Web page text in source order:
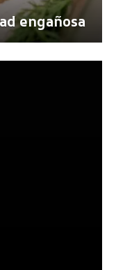
engañosa